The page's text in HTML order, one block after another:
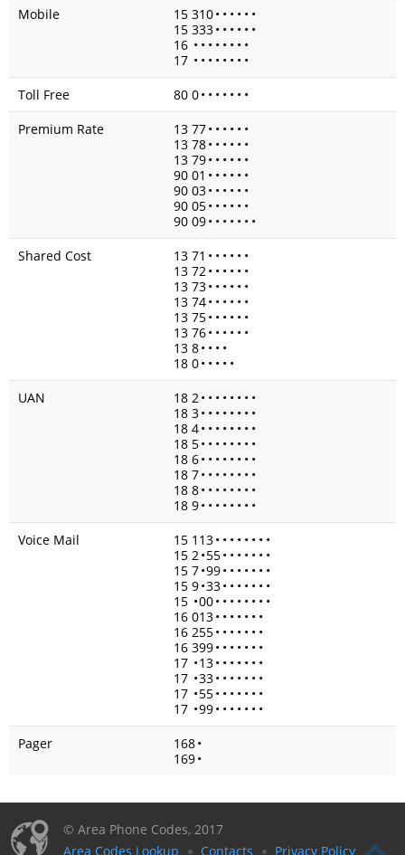
Mobile
15 310• • • • • •
15 333• • • • • •
16 • • • • • • • •
17 • • • • • • • •
Toll Free
80 0• • • • • • •
Premium Rate
13 77• • • • • •
13 78• • • • • •
13 79• • • • • •
90 01 • • • • • •
90 03• • • • • •
90 05• • • • • •
90 09• • • • • • •
Shared Cost
13 71 • • • • • •
13 72• • • • • •
13 73• • • • • •
13 74• • • • • •
13 75• • • • • •
13 76• • • • • •
13 8• • • •
18 0• • • • •
UAN
18 2• • • • • • • •
18 3• • • • • • • •
18 4• • • • • • • •
18 5• • • • • • • •
18 6• • • • • • • •
18 7• • • • • • • •
18 8• • • • • • • •
18 9• • • • • • • •
Voice Mail
15 113• • • • • • • •
15 2•55• • • • • • •
15 7•99• • • • • • •
15 9•33• • • • • • •
15 •00• • • • • • • •
16 013• • • • • • •
16 255• • • • • • •
16 399• • • • • • •
17 •13• • • • • • •
17 •33• • • • • • •
17 •55• • • • • • •
17 •99• • • • • • •
Pager
168•
169•
© Area Phone Codes, 2017
Area Codes Lookup
Contacts Privacy Policy